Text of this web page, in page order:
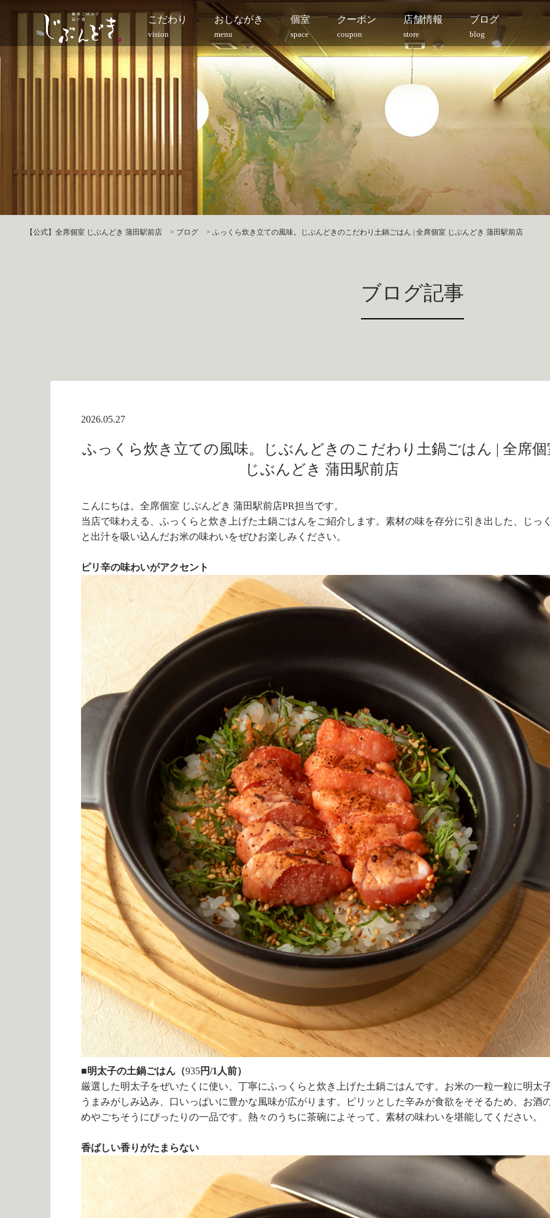
こだわり
vision
おしながき
menu
個室
space
クーポン
coupon
店舗情報
store
ブログ
blog
【公式】全席個室 じぶんどき 蒲田駅前店 > ブログ > ふっくら炊き立ての風味。じぶんどきのこだわり土鍋ごはん | 全席個室 じぶんどき 蒲田駅前店
ブログ記事
2026.05.27
ふっくら炊き立ての風味。じぶんどきのこだわり土鍋ごはん | 全席個
じぶんどき 蒲田駅前店
こんにちは。全席個室 じぶんどき 蒲田駅前店PR担当です。
当店で味わえる、ふっくらと炊き上げた土鍋ごはんをご紹介します。素材の味を存分に引き出した、じっ
と出汁を吸い込んだお米の味わいをぜひお楽しみください。
ピリ辛の味わいがアクセント
■明太子の土鍋ごはん（935円/1人前）
厳選した明太子をぜいたくに使い、丁寧にふっくらと炊き上げた土鍋ごはんです。お米の一粒一粒に明太
うまみがしみ込み、口いっぱいに豊かな風味が広がります。ピリッとした辛みが食欲をそそるため、お酒
めやごちそうにぴったりの一品です。熱々のうちに茶碗によそって、素材の味わいを堪能してください。
香ばしい香りがたまらない